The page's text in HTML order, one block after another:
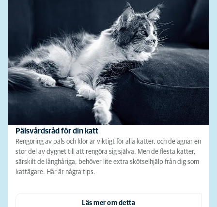
Pälsvårdsråd för din katt
Rengöring av päls och klor är viktigt för alla katter, och de ägnar en
stor del av dygnet till att rengöra sig själva. Men de flesta katter,
särskilt de långhåriga, behöver lite extra skötselhjälp från dig som
kattägare. Här är några tips.
Läs mer om detta